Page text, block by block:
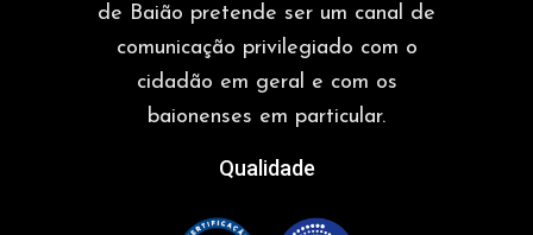
de Baião pretende ser um canal de
comunicação privilegiado com o
cidadão em geral e com os
baionenses em particular.
Qualidade